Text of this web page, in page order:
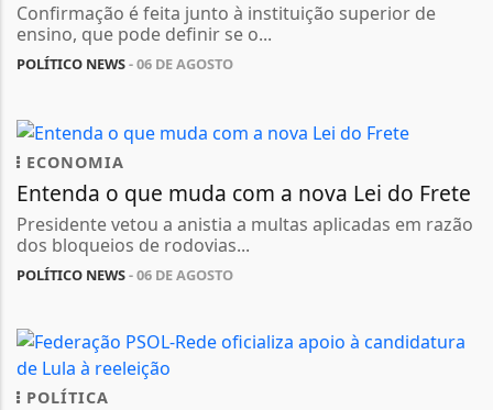
Confirmação é feita junto à instituição superior de
ensino, que pode definir se o...
POLÍTICO NEWS- 06 DE AGOSTO
ECONOMIA
Entenda o que muda com a nova Lei do Frete
Presidente vetou a anistia a multas aplicadas em razão
dos bloqueios de rodovias...
POLÍTICO NEWS- 06 DE AGOSTO
POLÍTICA